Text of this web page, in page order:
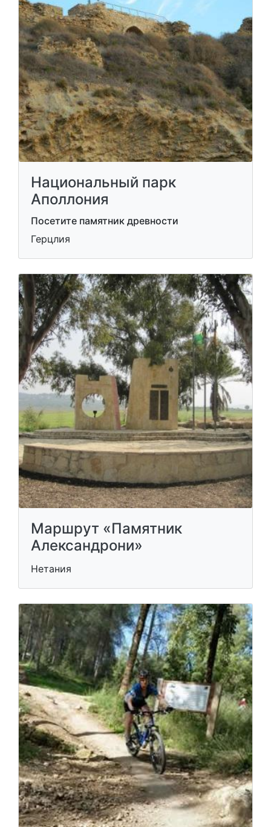
Национальный парк
Аполлония
Посетите памятник древности
Герцлия
Маршрут «Памятник
Александрони»
Нетания